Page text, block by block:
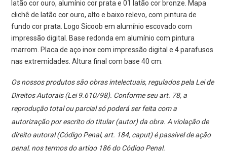
latão cor ouro, alumínio cor prata e 01 latão cor bronze. Mapa
clichê de latão cor ouro, alto e baixo relevo, com pintura de
fundo cor prata. Logo Sicoob em alumínio escovado com
impressão digital. Base redonda em alumínio com pintura
marrom. Placa de aço inox com impressão digital e 4 parafusos
nas extremidades. Altura final com base 40 cm.
Os nossos produtos são obras intelectuais, regulados pela Lei de
Direitos Autorais (Lei 9.610/98). Conforme seu art. 78, a
reprodução total ou parcial só poderá ser feita com a
autorização por escrito do titular (autor) da obra. A violação de
direito autoral (Código Penal, art. 184, caput) é passível de ação
penal, nos termos do artigo 186 do Código Penal.